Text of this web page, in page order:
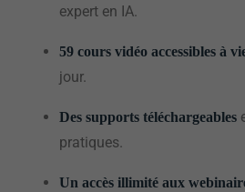
expert en IA.
59 cours vidéo accessibles à
jour.
Des supports téléchargeables
pratiques.
Un accès illimité aux